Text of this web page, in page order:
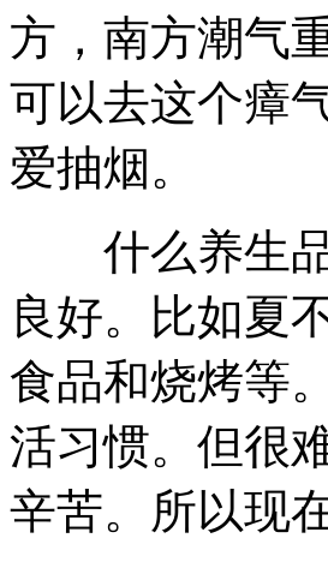
方，南方潮气
可以去这个瘴
爱抽烟。
什么养生品
良好。比如夏
食品和烧烤等
活习惯。但很
辛苦。所以现